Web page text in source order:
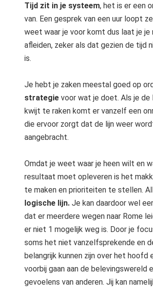
Tijd zit in je systeem, het is er een
van. Een gesprek van een uur loopt
weet waar je voor komt dus laat je je
afleiden, zeker als dat gezien de tijd
is.
Je hebt je zaken meestal goed op
strategie voor wat je doet. Als je de
kwijt te raken komt er vanzelf een
die ervoor zorgt dat de lijn weer
aangebracht.
Omdat je weet waar je heen wilt en
resultaat moet opleveren is het
te maken en prioriteiten te stellen.
logische lijn. Je kan daardoor wel
dat er meerdere wegen naar Rome
er niet 1 mogelijk weg is. Door je
soms het niet vanzelfsprekende en
belangrijk kunnen zijn over het hoofd
voorbij gaan aan de belevingswereld
gevoelens van anderen. Jij kan